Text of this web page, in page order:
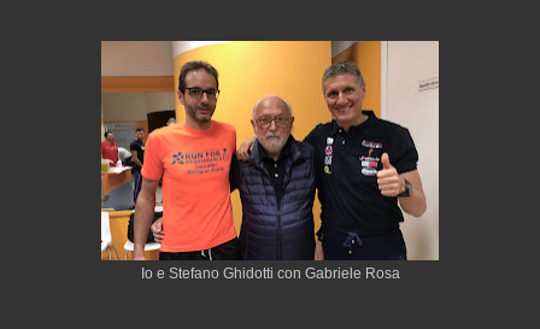
Io e Stefano Ghidotti con Gabriele Rosa